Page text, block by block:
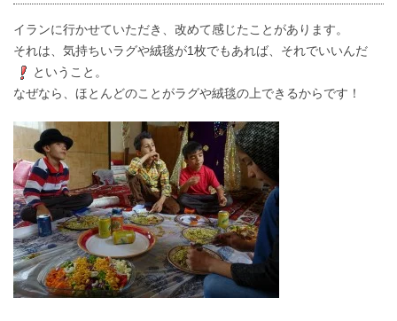
イランに行かせていただき、改めて感じたことがあります。
それは、気持ちいラグや絨毯が1枚でもあれば、それでいいんだ
ということ。
なぜなら、ほとんどのことがラグや絨毯の上できるからです！